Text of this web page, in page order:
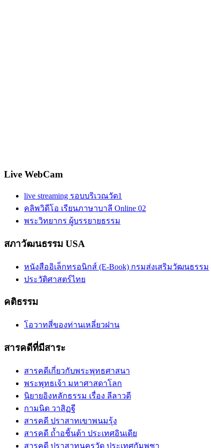
Live WebCam
live streaming รอบบริเวณวัด1
คลิพวิดีโอ เรียนภาษาบาลี Online 02
พระวิทยากร ผู้บรรยายธรรม
สภาวัฒนธรรม USA
หนังสืออิเล็กทรอนิกส์ (E-Book) กรมส่งเสริมวัฒนธรรม
ประวัติศาสตร์ไทย
คติธรรม
โอวาทสี่ของท่านเหลี่ยวฝาน
สารคดีที่มีสาระ
สารคดีเกี่ยวกับพระพุทธศาสนา
พระพุทธเจ้า มหาศาสดาโลก
นิยายอิงหลักธรรม เรื่อง ลีลาวดี
กามนิต วาสิฏฐี
สารคดี ปราสาทเขาพนมรุ้ง
สารคดี ถ้ำอชิันต้า ประเทศอินเดีย
สารคดี ปราสาทนครวัด ประเทศกัมพูชา